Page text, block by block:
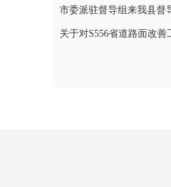
市委派驻督导组来我县督